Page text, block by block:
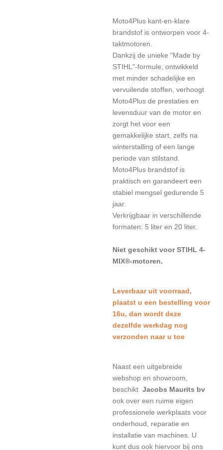
Moto4Plus kant-en-klare
brandstof is ontworpen voor 4-
taktmotoren.
Dankzij de unieke "Made by
STIHL"-formule, ontwikkeld
met minder schadelijke en
vervuilende stoffen, verhoogt
Moto4Plus de prestaties en
levensduur van de motor en
zorgt het voor een
gemakkelijke start, zelfs na
winterstalling of een lange
periode van stilstand.
Moto4Plus brandstof is
praktisch en garandeert een
stabiel mengsel gedurende 5
jaar.
Verkrijgbaar in verschillende
formaten: 5 liter en 20 liter.
Niet geschikt voor STIHL 4-
MIX®-motoren.
Leverbaar uit voorraad,
plaatst u een bestelling voor
16u, dan wordt deze
dezelfde werkdag nog
verzonden naar u toe
Naast een uitgebreide
webshop en showroom,
beschikt Jacobs Maurits bv
ook over een ruime eigen
professionele werkplaats voor
onderhoud, reparatie en
installatie van machines. U
kunt dus ook hiervoor bij ons